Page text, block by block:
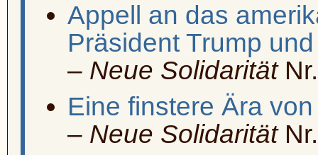
Appell an das
Präsident Trump
– Neue Solidarität
Eine finstere Ära
– Neue Solidarität